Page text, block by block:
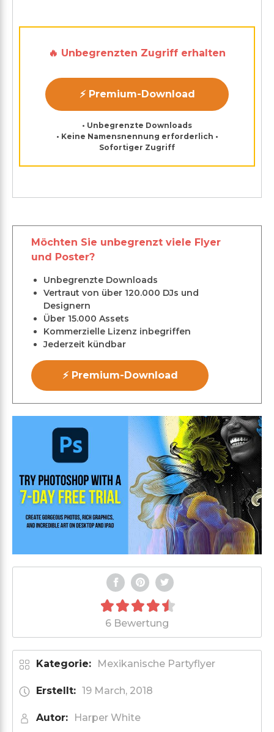
🔥 Unbegrenzten Zugriff erhalten
⚡ Premium-Download
• Unbegrenzte Downloads
• Keine Namensnennung erforderlich •
Sofortiger Zugriff
Möchten Sie unbegrenzt viele Flyer
und Poster?
Unbegrenzte Downloads
Vertraut von über 120.000 DJs und
Designern
Über 15.000 Assets
Kommerzielle Lizenz inbegriffen
Jederzeit kündbar
⚡ Premium-Download
6 Bewertung
Kategorie: Mexikanische Partyflyer
Erstellt: 19 March, 2018
Autor: Harper White